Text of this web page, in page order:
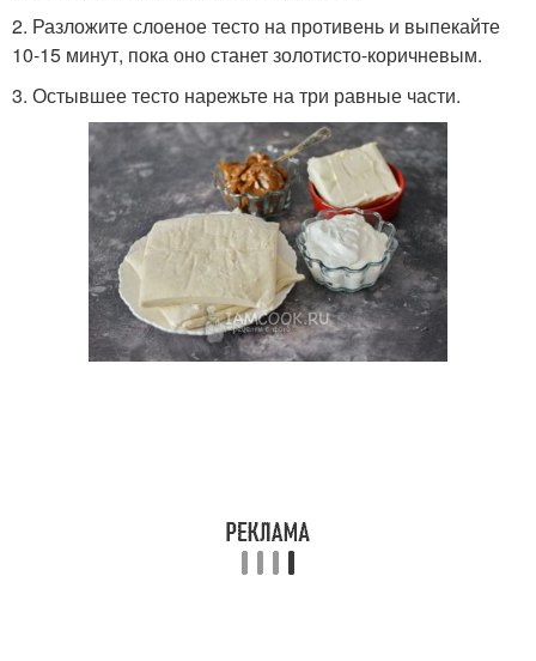
2. Разложите слоеное тесто на противень и выпекайте
10-15 минут, пока оно станет золотисто-коричневым.
3. Остывшее тесто нарежьте на три равные части.